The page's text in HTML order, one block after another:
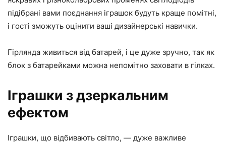
підібрані вами поєднання іграшок будуть краще помітні,
і гості зможуть оцінити ваші дизайнерські навички.
Гірлянда живиться від батарей, і це дуже зручно, так як
блок з батарейками можна непомітно заховати в гілках.
Іграшки з дзеркальним
ефектом
Іграшки, що відбивають світло, — дуже важливе